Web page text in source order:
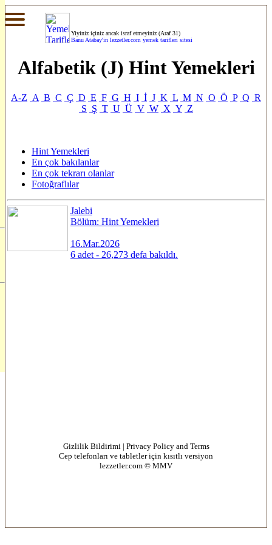
Yiyiniz içiniz ancak israf etmeyiniz (Araf 31)
Banu Atabay'in lezzetler.com yemek tarifleri sitesi
Alfabetik (J) Hint Yemekleri
A-Z A B C Ç D E F G H I İ J K L M N O Ö P Q R
S Ş T U Ü V W X Y Z
Hint Yemekleri
En çok bakılanlar
En çok tekrarı olanlar
Fotoğraflılar
Jalebi
Bölüm: Hint Yemekleri
16.Mar.2026
6 adet - 26,273 defa bakıldı.
Gizlilik Bildirimi | Privacy Policy and Terms
Cep telefonları ve tabletler için kısıtlı versiyon
lezzetler.com © MMV